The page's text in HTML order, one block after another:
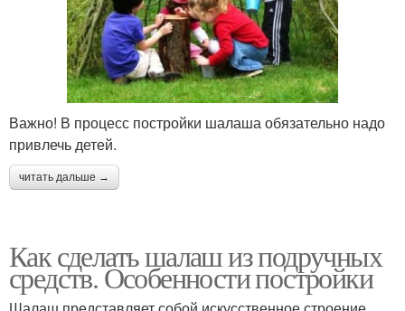
Важно! В процесс постройки шалаша обязательно надо
привлечь детей.
читать дальше →
Как сделать шалаш из подручных
средств. Особенности постройки